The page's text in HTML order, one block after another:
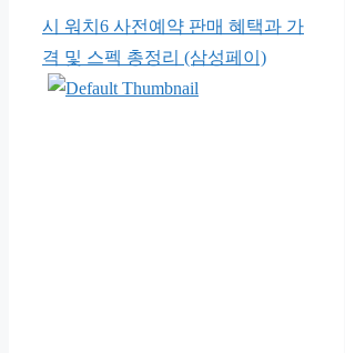
시 워치6 사전예약 판매 혜택과 가
격 및 스펙 총정리 (삼성페이)